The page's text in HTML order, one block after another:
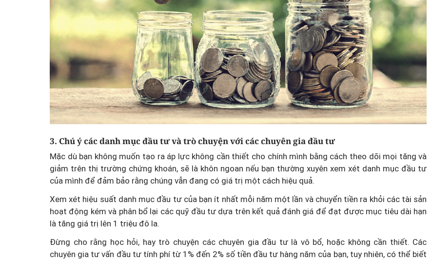
3. Chú ý các danh mục đầu tư và trò chuyện với các chuyên gia đầu tư
Mặc dù bạn không muốn tạo ra áp lực không cần thiết cho chính mình bằng cách theo dõi mọi tăng và
giảm trên thị trường chứng khoán, sẽ là khôn ngoan nếu bạn thường xuyên xem xét danh mục đầu tư
của mình để đảm bảo rằng chúng vẫn đang có giá trị một cách hiệu quả.
Xem xét hiệu suất danh mục đầu tư của bạn ít nhất mỗi năm một lần và chuyển tiền ra khỏi các tài sản
hoạt động kém và phân bổ lại các quỹ đầu tư dựa trên kết quả đánh giá để đạt được mục tiêu dài hạn
là tăng giá trị lên 1 triệu đô la.
Đừng cho rằng học hỏi, hay trò chuyện các chuyên gia đầu tư là vô bổ, hoặc không cần thiết. Các
chuyên gia tư vấn đầu tư tính phí từ 1% đến 2% số tiền đầu tư hàng năm của bạn, tuy nhiên, có thể biết
Mua nhà thuộc dự án đang thế
chấp, làm sao để hạn chế rủi ro?
Thành lập thành phố Bắc Ninh
trực thuộc Trung ương: Tầm
nhìn đô thị hiện đại và giàu bản
sắc